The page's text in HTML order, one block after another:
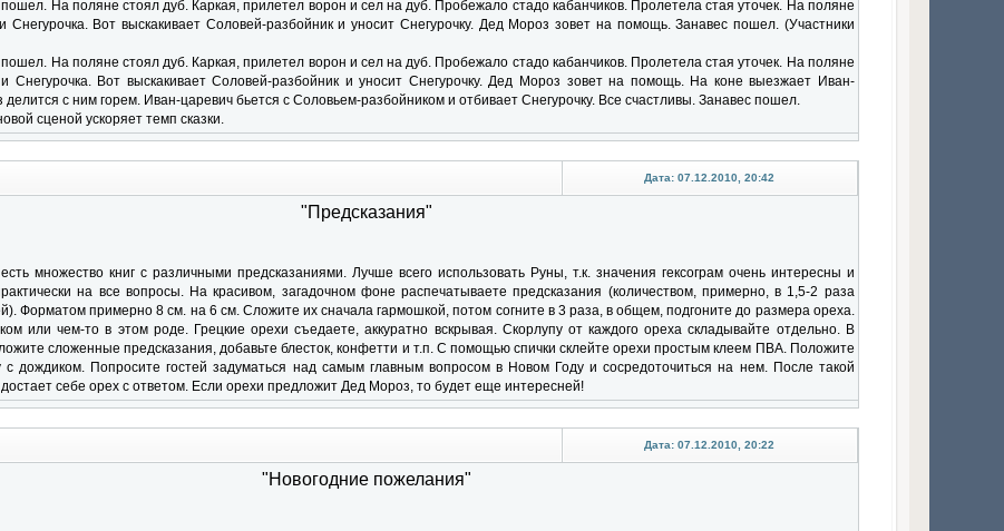
На поляне стоял дуб. Каркая, прилетел ворон и сел на дуб. Пробежало стадо кабанчиков. Пролетела стая уточек. На поляне
Снегурочка. Вот выскакивает Соловей-разбойник и уносит Снегурочку. Дед Мороз зовет на помощь. Занавес пошел. (Участники
На поляне стоял дуб. Каркая, прилетел ворон и сел на дуб. Пробежало стадо кабанчиков. Пролетела стая уточек. На поляне
Снегурочка. Вот выскакивает Соловей-разбойник и уносит Снегурочку. Дед Мороз зовет на помощь. На коне выезжает Иван-
с ним горем. Иван-царевич бьется с Соловьем-разбойником и отбивает Снегурочку. Все счастливы. Занавес пошел.
сценой ускоряет темп сказки.
Дата: 07.12.2010, 20:42
"Предсказания"
множество книг с различными предсказаниями. Лучше всего использовать Руны, т.к. значения гексограм очень интересны и
на все вопросы. На красивом, загадочном фоне распечатываете предсказания (количеством, примерно, в 1,5-2 раза
Форматом примерно 8 см. на 6 см. Сложите их сначала гармошкой, потом согните в 3 раза, в общем, подгоните до размера ореха.
или чем-то в этом роде. Грецкие орехи съедаете, аккуратно вскрывая. Скорлупу от каждого ореха складывайте отдельно. В
сложенные предсказания, добавьте блесток, конфетти и т.п. С помощью спички склейте орехи простым клеем ПВА. Положите
с дождиком. Попросите гостей задуматься над самым главным вопросом в Новом Году и сосредоточиться на нем. После такой
себе орех с ответом. Если орехи предложит Дед Мороз, то будет еще интересней!
Дата: 07.12.2010, 20:22
"Новогодние пожелания"